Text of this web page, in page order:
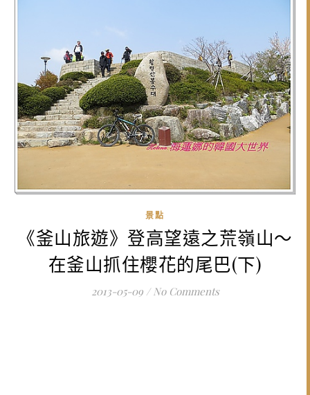
景點
《釜山旅遊》登高望遠之荒嶺山～
在釜山抓住櫻花的尾巴(下)
2013-05-09 / No Comments